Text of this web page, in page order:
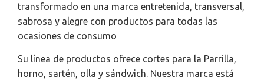
transformado en una marca entretenida, transversal,
sabrosa y alegre con productos para todas las
ocasiones de consumo
Su línea de productos ofrece cortes para la Parrilla,
horno, sartén, olla y sándwich. Nuestra marca está